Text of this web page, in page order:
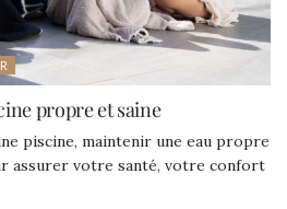
propre et saine
piscine, maintenir une eau propre
assurer votre santé, votre confort